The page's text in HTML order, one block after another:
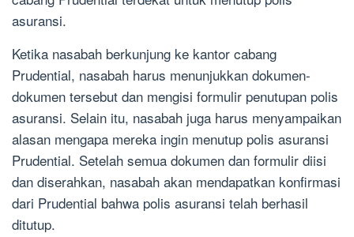
asuransi.
Ketika nasabah berkunjung ke kantor cabang
Prudential, nasabah harus menunjukkan dokumen-
dokumen tersebut dan mengisi formulir penutupan polis
asuransi. Selain itu, nasabah juga harus menyampaikan
alasan mengapa mereka ingin menutup polis asuransi
Prudential. Setelah semua dokumen dan formulir diisi
dan diserahkan, nasabah akan mendapatkan konfirmasi
dari Prudential bahwa polis asuransi telah berhasil
ditutup.